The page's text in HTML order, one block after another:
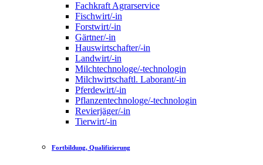
Fachkraft Agrarservice
Fischwirt/-in
Forstwirt/-in
Gärtner/-in
Hauswirtschafter/-in
Landwirt/-in
Milchtechnologe/-technologin
Milchwirtschaftl. Laborant/-in
Pferdewirt/-in
Pflanzentechnologe/-technologin
Revierjäger/-in
Tierwirt/-in
Fortbildung, Qualifizierung